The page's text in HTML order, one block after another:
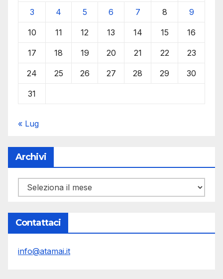
3 4 5 6 7 8 9
10 11 12 13 14 15 16
17 18 19 20 21 22 23
24 25 26 27 28 29 30
31
« Lug
Archivi
Archivi
Contattaci
info@atamai.it